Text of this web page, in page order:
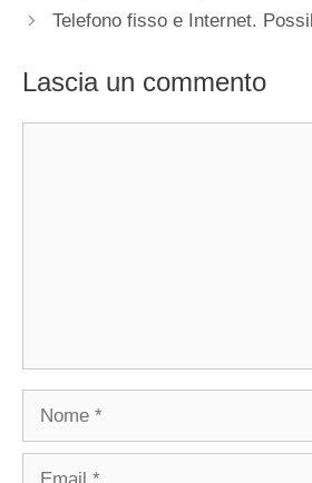
Telefono fisso e Internet.
Lascia un commento
Nome
Email